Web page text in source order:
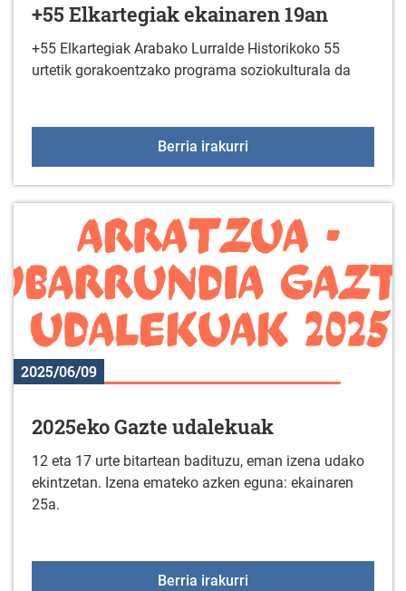
+55 Elkartegiak ekainaren 19an
+55 Elkartegiak Arabako Lurralde Historikoko 55
urtetik gorakoentzako programa soziokulturala da
Berria irakurri
2025/06/09
2025eko Gazte udalekuak
12 eta 17 urte bitartean badituzu, eman izena udako
ekintzetan. Izena emateko azken eguna: ekainaren
25a.
Berria irakurri